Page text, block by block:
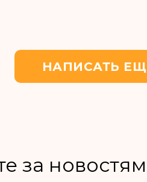
НАПИСАТЬ
за